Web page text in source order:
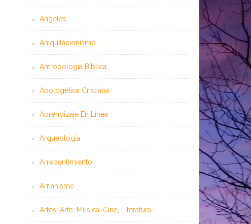
Angeles
Aniquilacionismo
Antropología Bíblica
Apologética Cristiana
Aprendizaje En Línea
Arqueología
Arrepentimiento
Arrianismo
Artes: Arte, Música, Cine, Literatura